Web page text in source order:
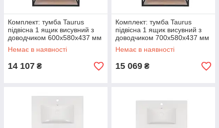
Комплект: тумба Taurus
підвісна 1 ящик висувний з
доводчиком 600х580х437 мм
Whitish OAK + раковина
Albatross E
Немає в наявності
14 107 ₴
Комплект: тумба Taurus
підвісна 1 ящик висувний з
доводчиком 700х580х437 мм
Whitish OAK + раковина
Albatross E
Немає в наявності
15 069 ₴